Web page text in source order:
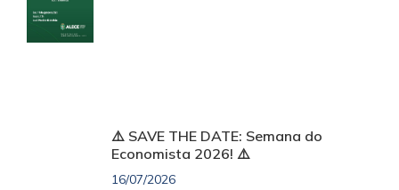
⚠️ SAVE THE DATE: Semana do
Economista 2026! ⚠️
16/07/2026